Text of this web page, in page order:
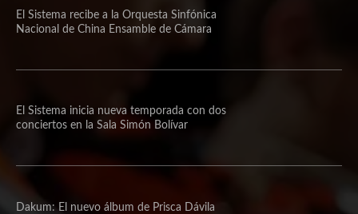
El Sistema recibe a la Orquesta Sinfónica
Nacional de China Ensamble de Cámara
El Sistema inicia nueva temporada con dos
conciertos en la Sala Simón Bolívar
Dakum: El nuevo álbum de Prisca Dávila